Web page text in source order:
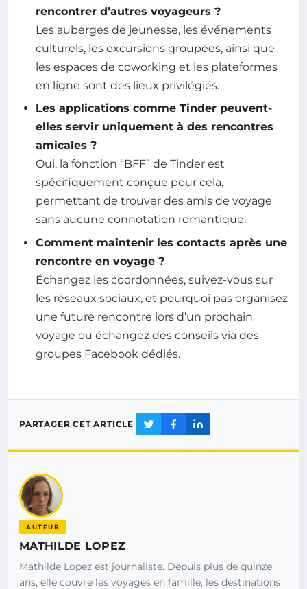
rencontrer d’autres voyageurs ?
Les auberges de jeunesse, les événements
culturels, les excursions groupées, ainsi que
les espaces de coworking et les plateformes
en ligne sont des lieux privilégiés.
Les applications comme Tinder peuvent-
elles servir uniquement à des rencontres
amicales ?
Oui, la fonction “BFF” de Tinder est
spécifiquement conçue pour cela,
permettant de trouver des amis de voyage
sans aucune connotation romantique.
Comment maintenir les contacts après une
rencontre en voyage ?
Échangez les coordonnées, suivez-vous sur
les réseaux sociaux, et pourquoi pas organisez
une future rencontre lors d’un prochain
voyage ou échangez des conseils via des
groupes Facebook dédiés.
PARTAGER CET ARTICLE
AUTEUR
MATHILDE LOPEZ
Mathilde Lopez est journaliste. Depuis plus de quinze
ans, elle couvre les voyages en famille, les destinations